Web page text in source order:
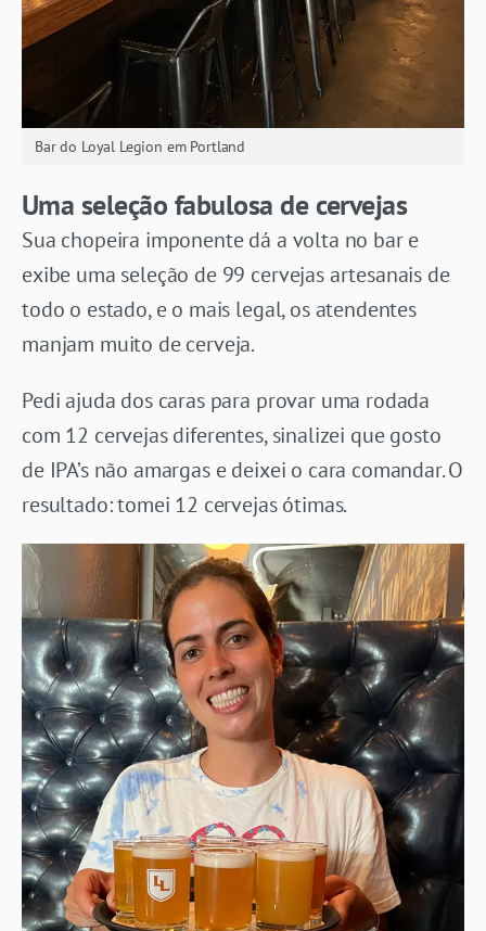
Bar do Loyal Legion em Portland
Uma seleção fabulosa de cervejas
Sua chopeira imponente dá a volta no bar e
exibe uma seleção de 99 cervejas artesanais de
todo o estado, e o mais legal, os atendentes
manjam muito de cerveja.
Pedi ajuda dos caras para provar uma rodada
com 12 cervejas diferentes, sinalizei que gosto
de IPA’s não amargas e deixei o cara comandar. O
resultado: tomei 12 cervejas ótimas.